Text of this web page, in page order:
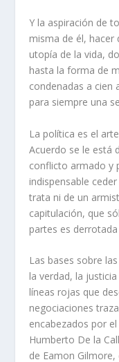
Y la aspiración de
misma de él, hacer
utopía de la vida,
hasta la forma de
condenadas a cien
para siempre una
La política es el
Acuerdo se le está
conflicto armado y
indispensable
trata ni de un
capitulación, que
partes es
Las bases sobre
la verdad, la
líneas rojas que
negociaciones
encabezados por
Humberto De la
de Eamon